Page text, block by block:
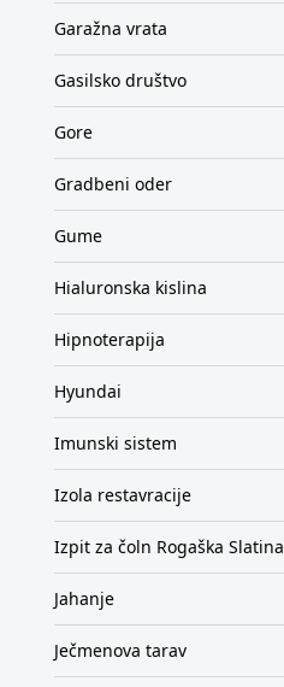
Garažna vrata
Gasilsko društvo
Gore
Gradbeni oder
Gume
Hialuronska kislina
Hipnoterapija
Hyundai
Imunski sistem
Izola restavracije
Izpit za čoln Rogaška Slatina
Jahanje
Ječmenova tarav